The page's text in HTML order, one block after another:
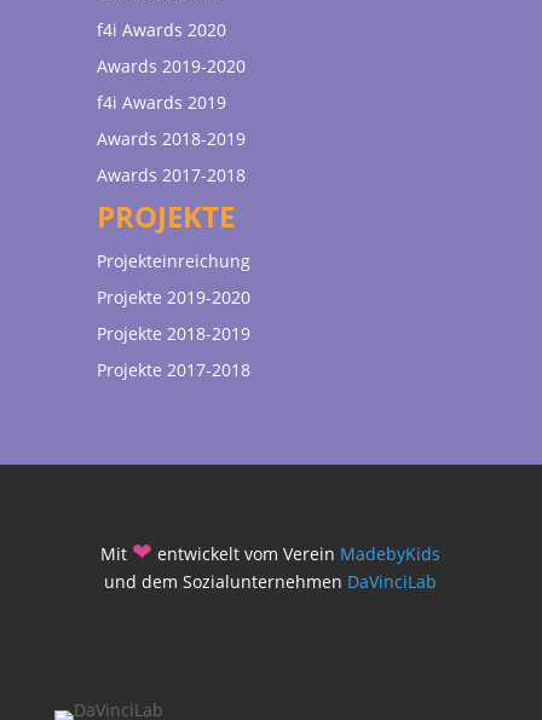
f4i Awards 2020
Awards 2019-2020
f4i Awards 2019
Awards 2018-2019
Awards 2017-2018
PROJEKTE
Projekteinreichung
Projekte 2019-2020
Projekte 2018-2019
Projekte 2017-2018
Mit ❤ entwickelt vom Verein MadebyKids
und dem Sozialunternehmen DaVinciLab